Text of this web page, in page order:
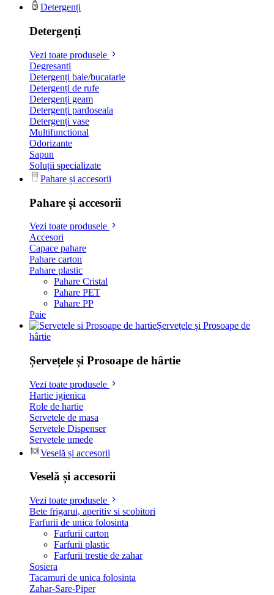
Detergenți
Detergenți
Vezi toate produsele
Degresanti
Detergenți baie/bucatarie
Detergenți de rufe
Detergenți geam
Detergenți pardoseala
Detergenți vase
Multifunctional
Odorizante
Sapun
Soluții specializate
Pahare și accesorii
Pahare și accesorii
Vezi toate produsele
Accesori
Capace pahare
Pahare carton
Pahare plastic
Pahare Cristal
Pahare PET
Pahare PP
Paie
Șervețele și Prosoape de
hârtie
Șervețele și Prosoape de hârtie
Vezi toate produsele
Hartie igienica
Role de hartie
Servetele de masa
Servetele Dispenser
Servetele umede
Veselă și accesorii
Veselă și accesorii
Vezi toate produsele
Bete frigarui, aperitiv si scobitori
Farfurii de unica folosinta
Farfurii carton
Farfurii plastic
Farfurii trestie de zahar
Sosiera
Tacamuri de unica folosinta
Zahar-Sare-Piper